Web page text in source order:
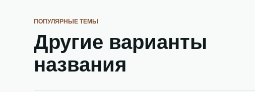
ПОПУЛЯРНЫЕ ТЕМЫ
Другие варианты
названия